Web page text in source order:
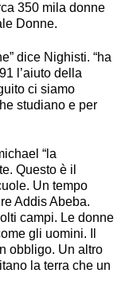
350 mila donne
Donne.
dice Nighisti. “ha
l’aiuto della
ci siamo
studiano e per
“la
Questo è il
Un tempo
Addis Abeba.
campi. Le donne
gli uomini. Il
obbligo. Un altro
la terra che un